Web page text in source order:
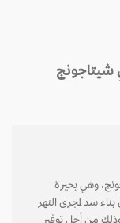
وهي بحيرة
عن طريق بناء سد لمجرى النهر